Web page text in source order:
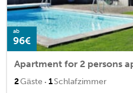
ab
96€
Apartment for 2 persons
2Gäste · 1Schlafzimmer